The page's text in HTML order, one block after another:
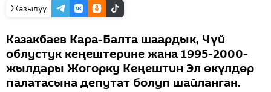
Жазылуу
Казакбаев Кара-Балта шаардык, Чүй
облустук кеңештерине жана 1995-2000-
жылдары Жогорку Кеңештин Эл өкүлдөр
палатасына депутат болуп шайланган.